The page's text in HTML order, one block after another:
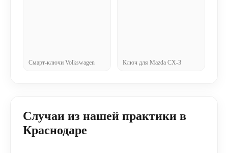
Смарт-ключи Volkswagen Ключ для Mazda CX-3
Случаи из нашей практики в
Краснодаре